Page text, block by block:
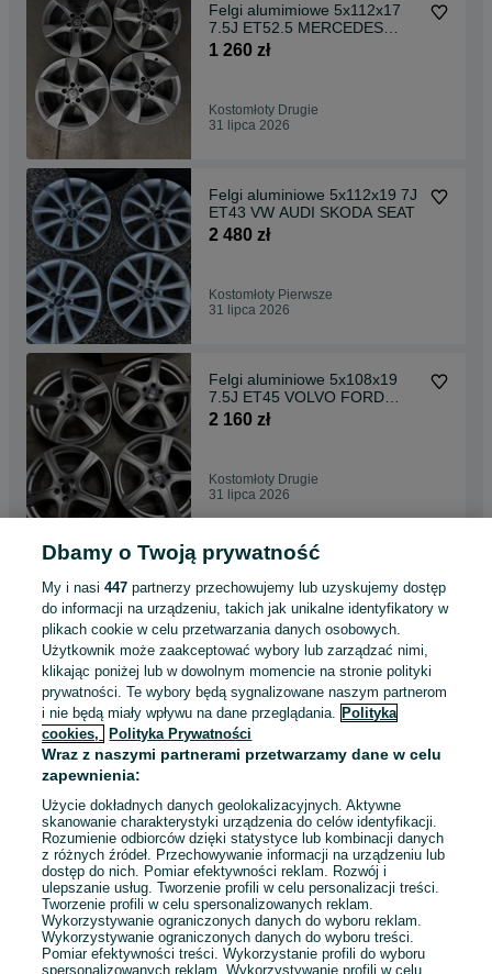
Felgi alumimiowe 5x112x17
7.5J ET52.5 MERCEDES
AUDI SKODA SEAT VW
1 260 zł
Kostomłoty Drugie
31 lipca 2026
Felgi aluminiowe 5x112x19 7J
ET43 VW AUDI SKODA SEAT
2 480 zł
Kostomłoty Pierwsze
31 lipca 2026
Felgi aluminiowe 5x108x19
7.5J ET45 VOLVO FORD
CITROEN PEUGEOT
2 160 zł
Kostomłoty Drugie
31 lipca 2026
Felgi aluminiowe 5x108x18
7.5J ET55 VOLVO FORD
2 140 zł
Kostomłoty Drugie
31 lipca 2026
Felgi aluminiowe 4x108x17 7J
ET46 FORD
Kostomłoty Drugie
31 lipca 2026
1 2 3 ... 17
Dbamy o Twoją prywatność
My i nasi447 partnerzy przechowujemy lub uzyskujemy dostęp
do informacji na urządzeniu, takich jak unikalne identyfikatory w
plikach cookie w celu przetwarzania danych osobowych.
Użytkownik może zaakceptować wybory lub zarządzać nimi,
klikając poniżej lub w dowolnym momencie na stronie polityki
prywatności. Te wybory będą sygnalizowane naszym partnerom
i nie będą miały wpływu na dane przeglądania. Polityka
cookies,
Polityka Prywatności
Wraz z naszymi partnerami przetwarzamy dane w celu
zapewnienia:
Użycie dokładnych danych geolokalizacyjnych. Aktywne
skanowanie charakterystyki urządzenia do celów identyfikacji.
Rozumienie odbiorców dzięki statystyce lub kombinacji danych
z różnych źródeł. Przechowywanie informacji na urządzeniu lub
dostęp do nich. Pomiar efektywności reklam. Rozwój i
ulepszanie usług. Tworzenie profili w celu personalizacji treści.
Tworzenie profili w celu spersonalizowanych reklam.
Wykorzystywanie ograniczonych danych do wyboru reklam.
Wykorzystywanie ograniczonych danych do wyboru treści.
Pomiar efektywności treści. Wykorzystanie profili do wyboru
spersonalizowanych reklam. Wykorzystywanie profili w celu